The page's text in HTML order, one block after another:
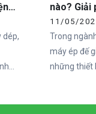
dép,
nào? Giải
đại cùng
11/05/
Trong
máy ép đế
những thiết